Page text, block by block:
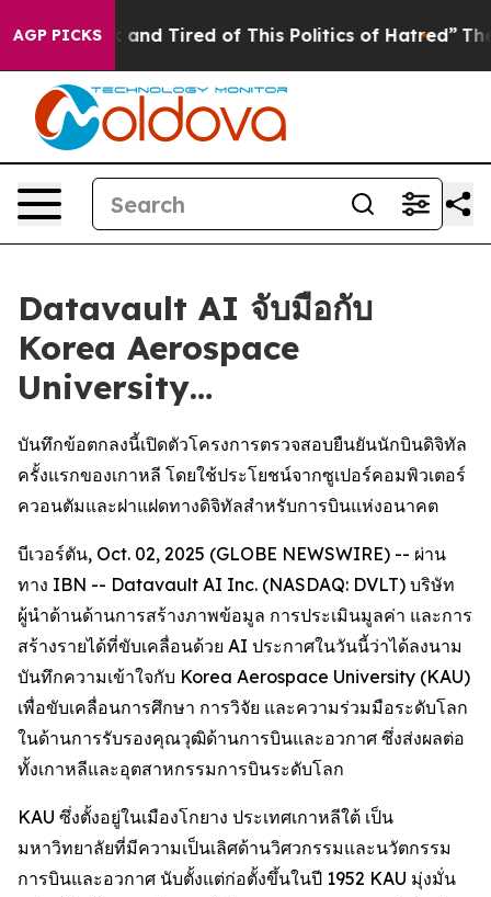
AGP PICKS
Sick and Tired of This Politics of Hatred” The Story
Datavault AI จับมือกับ
Korea Aerospace
University…
บันทึกข้อตกลงนี้เปิดตัวโครงการตรวจสอบยืนยันนักบินดิจิทัล
ครั้งแรกของเกาหลี โดยใช้ประโยชน์จากซูเปอร์คอมพิวเตอร์
ควอนตัมและฝาแฝดทางดิจิทัลสำหรับการบินแห่งอนาคต
บีเวอร์ตัน, Oct. 02, 2025 (GLOBE NEWSWIRE) -- ผ่าน
ทาง IBN -- Datavault AI Inc. (NASDAQ: DVLT) บริษัท
ผู้นำด้านด้านการสร้างภาพข้อมูล การประเมินมูลค่า และการ
สร้างรายได้ที่ขับเคลื่อนด้วย AI ประกาศในวันนี้ว่าได้ลงนาม
บันทึกความเข้าใจกับ Korea Aerospace University (KAU)
เพื่อขับเคลื่อนการศึกษา การวิจัย และความร่วมมือระดับโลก
ในด้านการรับรองคุณวุฒิด้านการบินและอวกาศ ซึ่งส่งผลต่อ
ทั้งเกาหลีและอุตสาหกรรมการบินระดับโลก
KAU ซึ่งตั้งอยู่ในเมืองโกยาง ประเทศเกาหลีใต้ เป็น
มหาวิทยาลัยที่มีความเป็นเลิศด้านวิศวกรรมและนวัตกรรม
การบินและอวกาศ นับตั้งแต่ก่อตั้งขึ้นในปี 1952 KAU มุ่งมั่น